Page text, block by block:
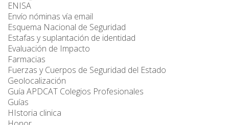
ENISA
Envío nóminas vía email
Esquema Nacional de Seguridad
Estafas y suplantación de identidad
Evaluación de Impacto
Farmacias
Fuerzas y Cuerpos de Seguridad del Estado
Geolocalización
Guía APDCAT Colegios Profesionales
Guías
HIstoria clinica